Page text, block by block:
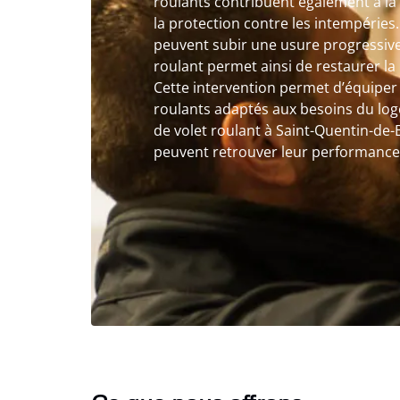
la protection contre les
peuvent subir une usure
roulant permet ainsi de restaurer
Cette intervention permet
roulants adaptés aux besoins du
de volet roulant à Saint-Quentin-
peuvent retrouver leur